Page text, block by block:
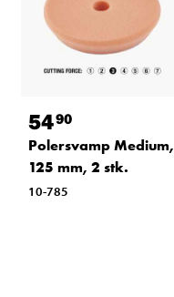
5490
Polersvamp Medium,
125 mm, 2 stk.
10-785